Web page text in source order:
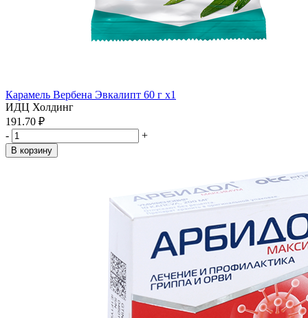
Карамель Вербена Эвкалипт 60 г x1
ИДЦ Холдинг
191.70 ₽
-
+
В корзину